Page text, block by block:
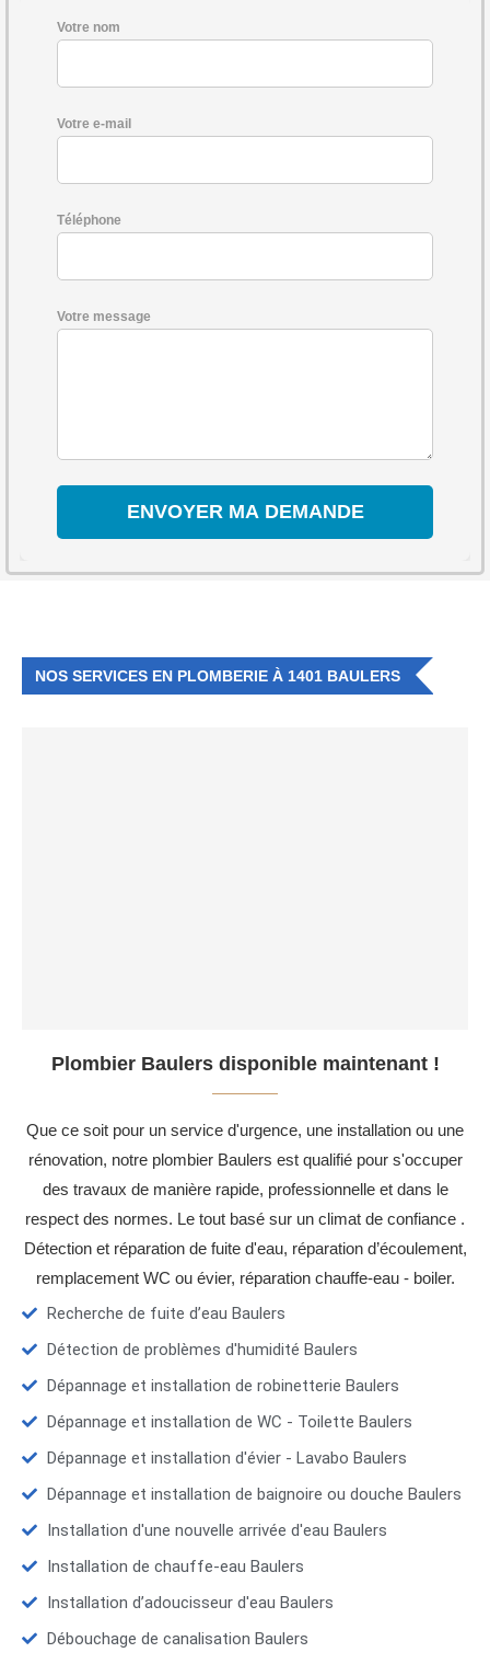
Votre nom
Votre e-mail
Téléphone
Votre message
NOS SERVICES EN PLOMBERIE À 1401 BAULERS
Plombier Baulers disponible maintenant !
Que ce soit pour un service d'urgence, une installation ou une
rénovation, notre plombier Baulers est qualifié pour s'occuper
des travaux de manière rapide, professionnelle et dans le
respect des normes. Le tout basé sur un climat de confiance .
Détection et réparation de fuite d'eau, réparation d’écoulement,
remplacement WC ou évier, réparation chauffe-eau - boiler.
Recherche de fuite d’eau Baulers
Détection de problèmes d'humidité Baulers
Dépannage et installation de robinetterie Baulers
Dépannage et installation de WC - Toilette Baulers
Dépannage et installation d'évier - Lavabo Baulers
Dépannage et installation de baignoire ou douche Baulers
Installation d'une nouvelle arrivée d'eau Baulers
Installation de chauffe-eau Baulers
Installation d’adoucisseur d'eau Baulers
Débouchage de canalisation Baulers